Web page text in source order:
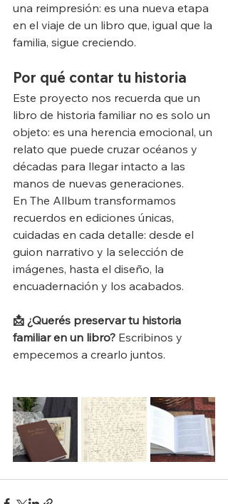
una reimpresión: es una nueva etapa
en el viaje de un libro que, igual que la
familia, sigue creciendo.
Por qué contar tu historia
Este proyecto nos recuerda que un
libro de historia familiar no es solo un
objeto: es una herencia emocional, un
relato que puede cruzar océanos y
décadas para llegar intacto a las
manos de nuevas generaciones.
En The Allbum transformamos
recuerdos en ediciones únicas,
cuidadas en cada detalle: desde el
guion narrativo y la selección de
imágenes, hasta el diseño, la
encuadernación y los acabados.
📩 ¿Querés preservar tu historia
familiar en un libro? Escribinos y
empecemos a crearlo juntos.